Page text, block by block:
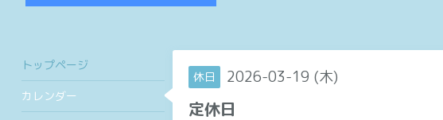
休日 2026-03-19 (木)
定休日
トップページ
カレンダー